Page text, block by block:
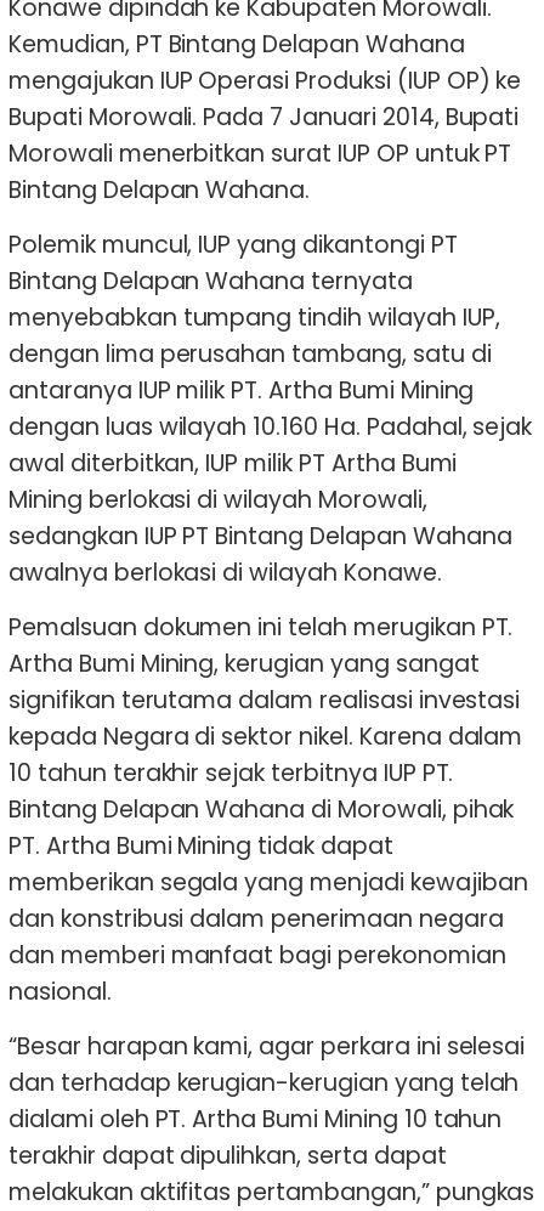
Konawe dipindah ke Kabupaten Morowali.
Kemudian, PT Bintang Delapan Wahana
mengajukan IUP Operasi Produksi (IUP OP) ke
Bupati Morowali. Pada 7 Januari 2014, Bupati
Morowali menerbitkan surat IUP OP untuk PT
Bintang Delapan Wahana.
Polemik muncul, IUP yang dikantongi PT
Bintang Delapan Wahana ternyata
menyebabkan tumpang tindih wilayah IUP,
dengan lima perusahan tambang, satu di
antaranya IUP milik PT. Artha Bumi Mining
dengan luas wilayah 10.160 Ha. Padahal, sejak
awal diterbitkan, IUP milik PT Artha Bumi
Mining berlokasi di wilayah Morowali,
sedangkan IUP PT Bintang Delapan Wahana
awalnya berlokasi di wilayah Konawe.
Pemalsuan dokumen ini telah merugikan PT.
Artha Bumi Mining, kerugian yang sangat
signifikan terutama dalam realisasi investasi
kepada Negara di sektor nikel. Karena dalam
10 tahun terakhir sejak terbitnya IUP PT.
Bintang Delapan Wahana di Morowali, pihak
PT. Artha Bumi Mining tidak dapat
memberikan segala yang menjadi kewajiban
dan konstribusi dalam penerimaan negara
dan memberi manfaat bagi perekonomian
nasional.
“Besar harapan kami, agar perkara ini selesai
dan terhadap kerugian-kerugian yang telah
dialami oleh PT. Artha Bumi Mining 10 tahun
terakhir dapat dipulihkan, serta dapat
melakukan aktifitas pertambangan,” pungkas